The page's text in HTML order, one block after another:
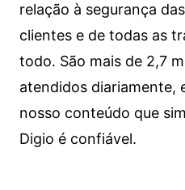
relação à segurança
clientes e de todas as
todo. São mais de 2,7
atendidos diariamente,
nosso conteúdo que
Digio é confiável.